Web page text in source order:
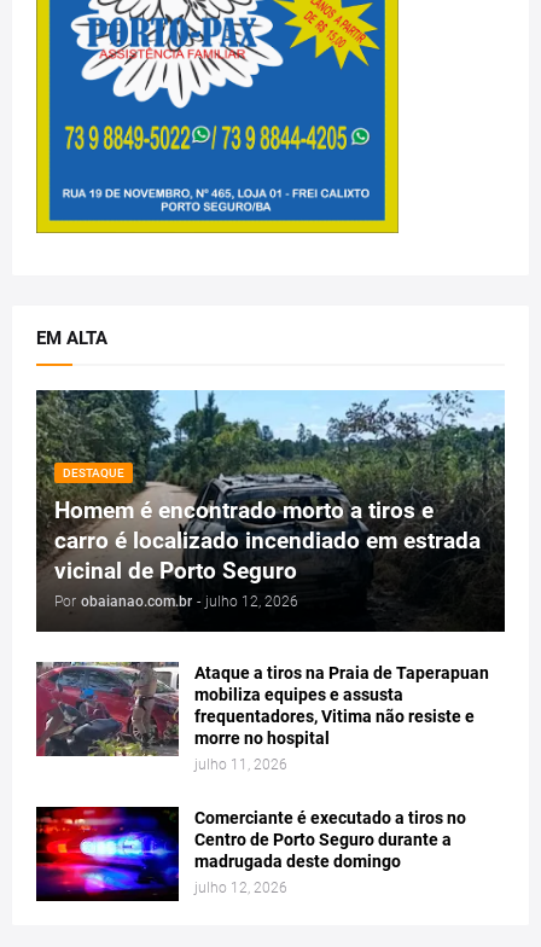
EM ALTA
DESTAQUE
Homem é encontrado morto a tiros e
carro é localizado incendiado em estrada
vicinal de Porto Seguro
Por obaianao.com.br - julho 12, 2026
Ataque a tiros na Praia de Taperapuan
mobiliza equipes e assusta
frequentadores, Vitima não resiste e
morre no hospital
julho 11, 2026
Comerciante é executado a tiros no
Centro de Porto Seguro durante a
madrugada deste domingo
julho 12, 2026